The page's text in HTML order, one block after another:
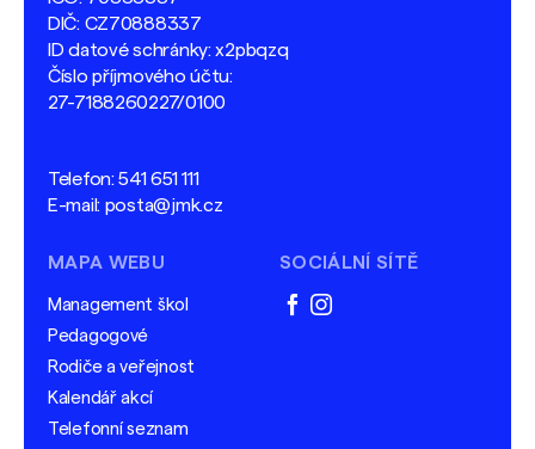
DIČ: CZ70888337
ID datové schránky: x2pbqzq
Číslo příjmového účtu:
27-7188260227/0100
Telefon:541 651 111
E-mail: posta@jmk.cz
MAPA WEBU
Management škol
Pedagogové
Rodiče a veřejnost
Kalendář akcí
Telefonní seznam
SOCIÁLNÍ SÍTĚ
facebook
instagram